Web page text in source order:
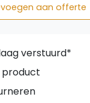
aan offerte
verstuurd*
product